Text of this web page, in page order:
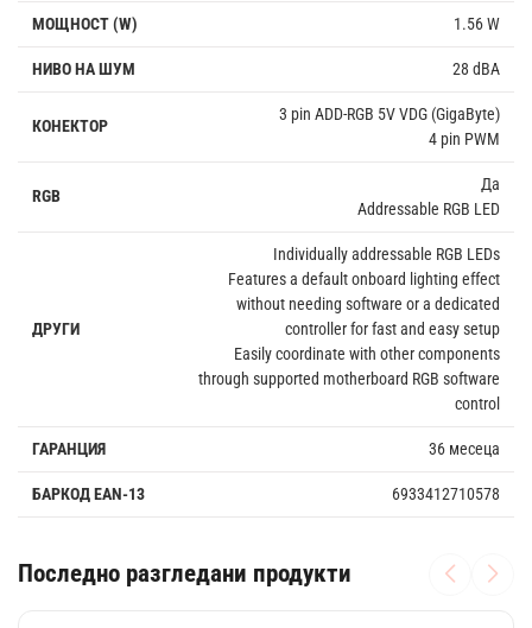
МОЩНОСТ (W) 1.56 W
НИВО НА ШУМ 28 dBA
КОНЕКТОР
3 pin ADD-RGB 5V VDG (GigaByte)
4 pin PWM
RGB
Да
Addressable RGB LED
ДРУГИ
Individually addressable RGB LEDs
Features a default onboard lighting effect
without needing software or a dedicated
controller for fast and easy setup
Easily coordinate with other components
through supported motherboard RGB software
control
ГАРАНЦИЯ 36 месеца
БАРКОД EAN-13 6933412710578
Последно разгледани продукти